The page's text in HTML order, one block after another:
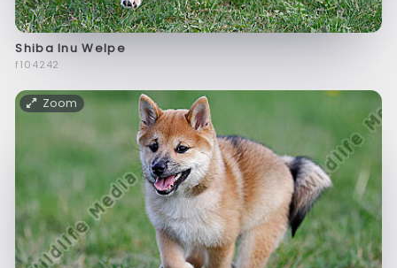
Shiba Inu Welpe
f104242
Zoom